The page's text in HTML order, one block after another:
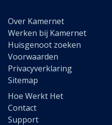
Over Kamernet
Werken bij Kamernet
Huisgenoot zoeken
Voorwaarden
Privacyverklaring
Sitemap
Hoe Werkt Het
Contact
Support